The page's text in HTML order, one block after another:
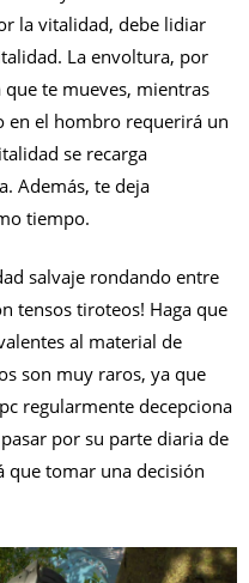
la vitalidad, debe lidiar
La envoltura, por
te mueves, mientras
en el hombro requerirá un
se recarga
Además, te deja
tiempo.
salvaje rondando entre
tensos tiroteos! Haga que
al material de
son muy raros, ya que
regularmente decepciona
por su parte diaria de
que tomar una decisión